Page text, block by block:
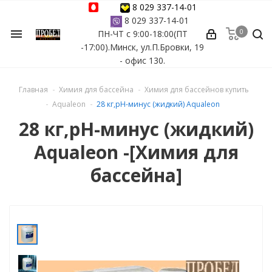
menu
8 029 337-14-01
8 029 337-14-01
ПН-ЧТ с 9:00-18:00(ПТ
-17:00).Минск, ул.П.Бровки, 19
- офис 130.
бассейнов
0
Главная Химия для бассейна
Химия для бассейнов купить
Aqualeon
28 кг,pН-минус (жидкий) Aqualeon
28 кг,pН-минус (жидкий)
Aqualeon -[Химия для
бассейна]